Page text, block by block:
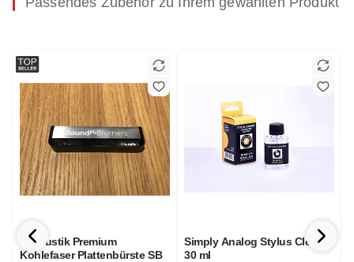
in-akustik Premium
Kohlefaser Plattenbürste SB
Simply Analog Stylus Cleaner
30 ml